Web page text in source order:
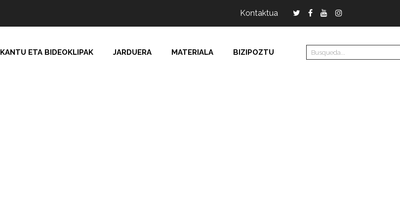
Kontaktua
KANTU ETA BIDEOKLIPAK JARDUERA MATERIALA BIZIPOZTU